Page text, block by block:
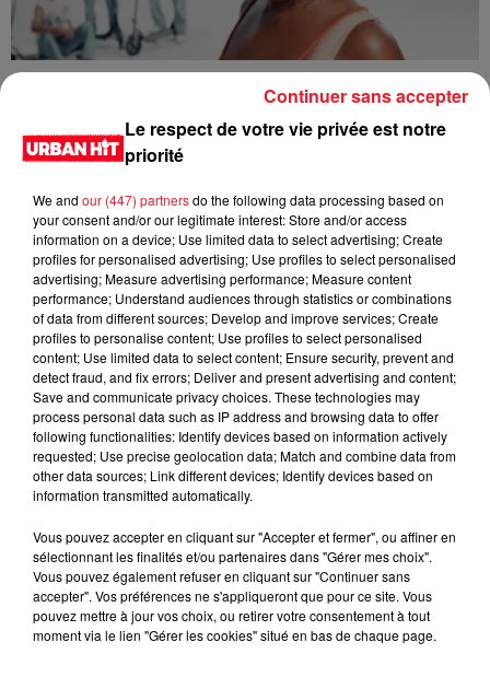
Tiwa Savage - You4Me
Tyla - Bliss
Le respect de votre vie privée est notre
priorité
We and our (447) partnersdo the following data processing based on
your consent and/or our legitimate interest: Store and/or access
information on a device; Use limited data to select advertising; Create
profiles for personalised advertising; Use profiles to select personalised
advertising; Measure advertising performance; Measure content
performance; Understand audiences through statistics or combinations
of data from different sources; Develop and improve services; Create
profiles to personalise content; Use profiles to select personalised
content; Use limited data to select content; Ensure security, prevent and
detect fraud, and fix errors; Deliver and present advertising and content;
Save and communicate privacy choices. These technologies may
process personal data such as IP address and browsing data to offer
following functionalities: Identify devices based on information actively
requested; Use precise geolocation data; Match and combine data from
other data sources; Link different devices; Identify devices based on
information transmitted automatically.
Vous pouvez accepter en cliquant sur "Accepter et fermer", ou affiner en
sélectionnant les finalités et/ou partenaires dans "Gérer mes choix".
Vous pouvez également refuser en cliquant sur "Continuer sans
accepter". Vos préférences ne s'appliqueront que pour ce site. Vous
pouvez mettre à jour vos choix, ou retirer votre consentement à tout
moment via le lien "Gérer les cookies" situé en bas de chaque page.
Continuer sans accepter